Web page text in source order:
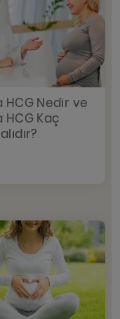
HCG Nedir ve
HCG Kaç